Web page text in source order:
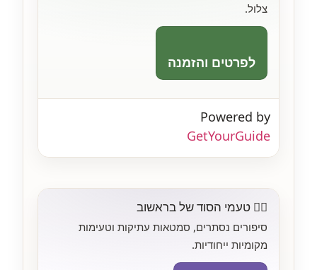
צלול.
לפרטים והזמנה
Powered by
GetYourGuide
🕵️‍♂️ טעמי הסוד של בראשוב
סיפורים נסתרים, סמטאות עתיקות וטעימות
מקומיות ייחודיות.